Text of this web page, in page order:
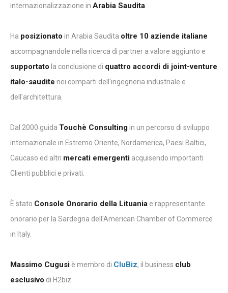
internazionalizzazione in Arabia Saudita
Ha posizionato in Arabia Saudita oltre 10 aziende italiane
accompagnandole nella ricerca di partner a valore aggiunto e
supportato la conclusione di quattro accordi di joint-venture
italo-saudite nei comparti dell'ingegneria industriale e
dell'architettura.
Dal 2000 guida Touchè Consultingin un percorso di sviluppo
internazionale in Estremo Oriente, Nordamerica, Paesi Baltici,
Caucaso ed altri mercati emergenti acquisendo importanti
Clienti pubblici e privati.
È stato Console Onorario della Lituania e rappresentante
onorario per la Sardegna dell'American Chamber of Commerce
in Italy.
Massimo Cugusi è membro di CluBiz, il business club
esclusivo di H2biz.